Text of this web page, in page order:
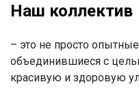
Наш коллектив
– это не просто
объединившиеся с
красивую и здоровую